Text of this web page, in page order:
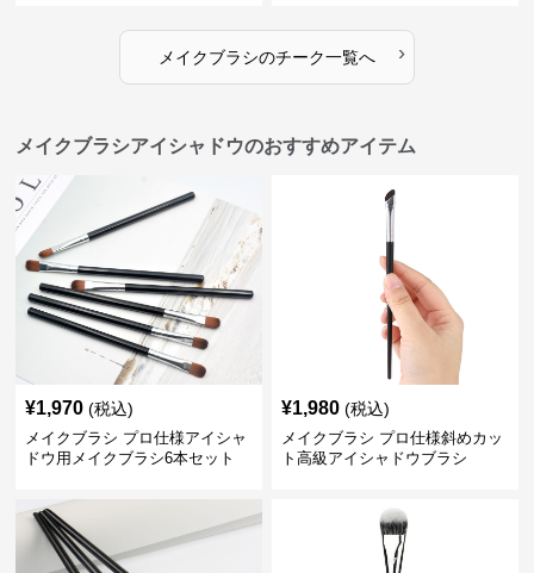
メイクブラシのチーク一覧へ ›
メイクブラシアイシャドウのおすすめアイテム
¥1,970 (税込)
メイクブラシ プロ仕様アイシャ
ドウ用メイクブラシ6本セット
¥1,980 (税込)
メイクブラシ プロ仕様斜めカッ
ト高級アイシャドウブラシ